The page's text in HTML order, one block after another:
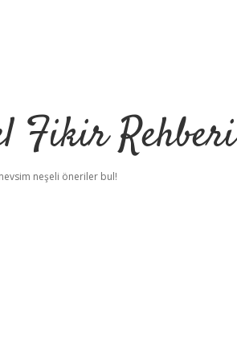
Fikir Rehberi
neşeli öneriler bul!